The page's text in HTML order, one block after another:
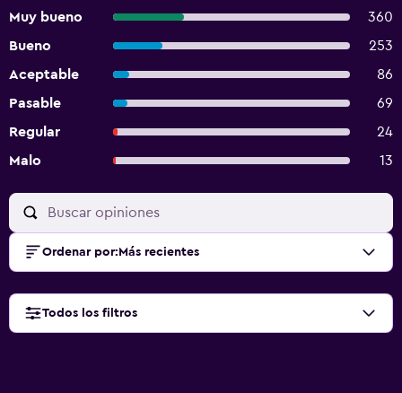
Muy bueno
360
Bueno
253
Aceptable
86
Pasable
69
Regular
24
Malo
13
Ordenar por: Más recientes
Todos los filtros